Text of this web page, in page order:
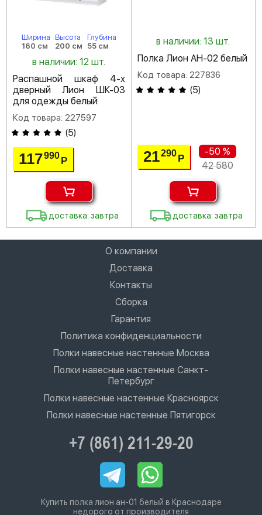
Ширина
160 см
Высота
200 см
Глубина
55 см
в наличии: 12 шт.
Распашной шкаф 4-х
дверный Лион ШК-03
для одежды белый
Код товара: 227597
(5)
117990Р
доставка: завтра
в наличии: 13 шт.
Полка Лион АН-02 белый
Код товара: 227836
(5)
21290 Р
-50 %
42 580
доставка: завтра
О компании
Доставка
Контакты
Сборка
Гарантия
Политика конфиденциальности
Полки навесные настенные Москва
Полки навесные настенные Санкт-
Петербург
Полки навесные настенные Красноярск
Полки навесные настенные Пятигорск
+7 (861) 211-29-20
Купить полка лион ан-01 белый в Краснодаре
недорого от производителя